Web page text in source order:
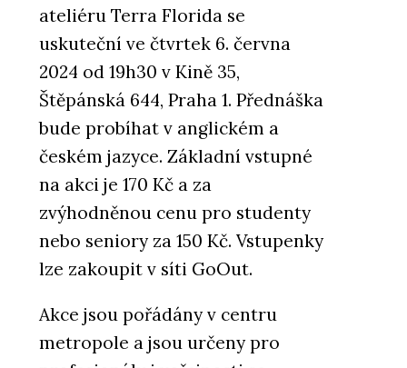
ateliéru Terra Florida se
uskuteční ve čtvrtek 6. června
2024 od 19h30 v Kině 35,
Štěpánská 644, Praha 1. Přednáška
bude probíhat v anglickém a
českém jazyce. Základní vstupné
na akci je 170 Kč a za
zvýhodněnou cenu pro studenty
nebo seniory za 150 Kč. Vstupenky
lze zakoupit v síti GoOut.
Akce jsou pořádány v centru
metropole a jsou určeny pro